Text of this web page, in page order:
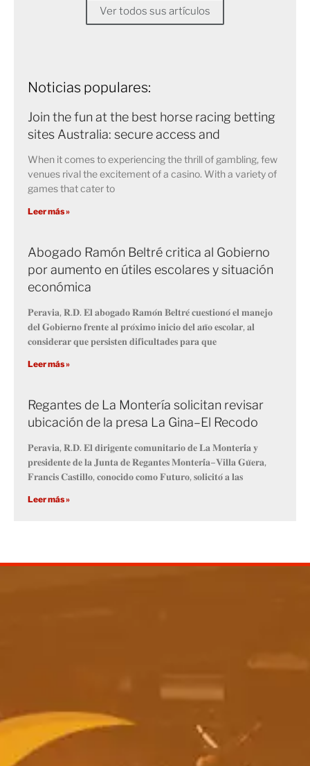
Ver todos sus artículos
Noticias populares:
Join the fun at the best horse racing betting
sites Australia: secure access and
When it comes to experiencing the thrill of gambling, few
venues rival the excitement of a casino. With a variety of
games that cater to
Leer más »
Abogado Ramón Beltré critica al Gobierno
por aumento en útiles escolares y situación
económica
𝐏𝐞𝐫𝐚𝐯𝐢𝐚, 𝐑.𝐃. 𝐄𝐥 𝐚𝐛𝐨𝐠𝐚𝐝𝐨 𝐑𝐚𝐦𝐨́𝐧 𝐁𝐞𝐥𝐭𝐫𝐞́ 𝐜𝐮𝐞𝐬𝐭𝐢𝐨𝐧𝐨́ 𝐞𝐥 𝐦𝐚𝐧𝐞𝐣𝐨
𝐝𝐞𝐥 𝐆𝐨𝐛𝐢𝐞𝐫𝐧𝐨 𝐟𝐫𝐞𝐧𝐭𝐞 𝐚𝐥 𝐩𝐫𝐨́𝐱𝐢𝐦𝐨 𝐢𝐧𝐢𝐜𝐢𝐨 𝐝𝐞𝐥 𝐚𝐧̃𝐨 𝐞𝐬𝐜𝐨𝐥𝐚𝐫, 𝐚𝐥
𝐜𝐨𝐧𝐬𝐢𝐝𝐞𝐫𝐚𝐫 𝐪𝐮𝐞 𝐩𝐞𝐫𝐬𝐢𝐬𝐭𝐞𝐧 𝐝𝐢𝐟𝐢𝐜𝐮𝐥𝐭𝐚𝐝𝐞𝐬 𝐩𝐚𝐫𝐚 𝐪𝐮𝐞
Leer más »
Regantes de La Montería solicitan revisar
ubicación de la presa La Gina–El Recodo
𝐏𝐞𝐫𝐚𝐯𝐢𝐚, 𝐑.𝐃. 𝐄𝐥 𝐝𝐢𝐫𝐢𝐠𝐞𝐧𝐭𝐞 𝐜𝐨𝐦𝐮𝐧𝐢𝐭𝐚𝐫𝐢𝐨 𝐝𝐞 𝐋𝐚 𝐌𝐨𝐧𝐭𝐞𝐫𝐢́𝐚 𝐲
𝐩𝐫𝐞𝐬𝐢𝐝𝐞𝐧𝐭𝐞 𝐝𝐞 𝐥𝐚 𝐉𝐮𝐧𝐭𝐚 𝐝𝐞 𝐑𝐞𝐠𝐚𝐧𝐭𝐞𝐬 𝐌𝐨𝐧𝐭𝐞𝐫𝐢́𝐚–𝐕𝐢𝐥𝐥𝐚 𝐆𝐮̈𝐞𝐫𝐚,
𝐅𝐫𝐚𝐧𝐜𝐢𝐬 𝐂𝐚𝐬𝐭𝐢𝐥𝐥𝐨, 𝐜𝐨𝐧𝐨𝐜𝐢𝐝𝐨 𝐜𝐨𝐦𝐨 𝐅𝐮𝐭𝐮𝐫𝐨, 𝐬𝐨𝐥𝐢𝐜𝐢𝐭𝐨́ 𝐚 𝐥𝐚𝐬
Leer más »